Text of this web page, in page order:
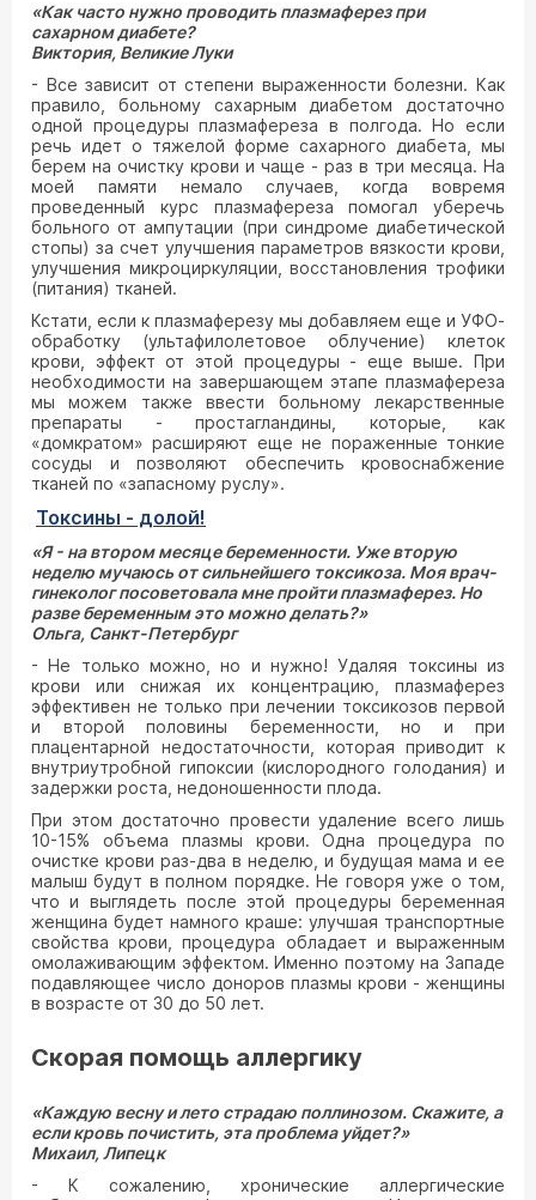
«Как часто нужно проводить плазмаферез при
сахарном диабете?
Виктория, Великие Луки
- Все зависит от степени выраженности болезни. Как
правило, больному сахарным диабетом достаточно
одной процедуры плазмафереза в полгода. Но если
речь идет о тяжелой форме сахарного диабета, мы
берем на очистку крови и чаще - раз в три месяца. На
моей памяти немало случаев, когда вовремя
проведенный курс плазмафереза помогал уберечь
больного от ампутации (при синдроме диабетической
стопы) за счет улучшения параметров вязкости крови,
улучшения микроциркуляции, восстановления трофики
(питания) тканей.
Кстати, если к плазмаферезу мы добавляем еще и УФО-
обработку (ультафилолетовое облучение) клеток
крови, эффект от этой процедуры - еще выше. При
необходимости на завершающем этапе плазмафереза
мы можем также ввести больному лекарственные
препараты - простагландины, которые, как
«домкратом» расширяют еще не пораженные тонкие
сосуды и позволяют обеспечить кровоснабжение
тканей по «запасному руслу».
Токсины - долой!
«Я - на втором месяце беременности. Уже вторую
неделю мучаюсь от сильнейшего токсикоза. Моя врач-
гинеколог посоветовала мне пройти плазмаферез. Но
разве беременным это можно делать?»
Ольга, Санкт-Петербург
- Не только можно, но и нужно! Удаляя токсины из
крови или снижая их концентрацию, плазмаферез
эффективен не только при лечении токсикозов первой
и второй половины беременности, но и при
плацентарной недостаточности, которая приводит к
внутриутробной гипоксии (кислородного голодания) и
задержки роста, недоношенности плода.
При этом достаточно провести удаление всего лишь
10-15% объема плазмы крови. Одна процедура по
очистке крови раз-два в неделю, и будущая мама и ее
малыш будут в полном порядке. Не говоря уже о том,
что и выглядеть после этой процедуры беременная
женщина будет намного краше: улучшая транспортные
свойства крови, процедура обладает и выраженным
омолаживающим эффектом. Именно поэтому на Западе
подавляющее число доноров плазмы крови - женщины
в возрасте от 30 до 50 лет.
Скорая помощь аллергику
«Каждую весну и лето страдаю поллинозом. Скажите, а
если кровь почистить, эта проблема уйдет?»
Михаил, Липецк
- К сожалению, хронические аллергические